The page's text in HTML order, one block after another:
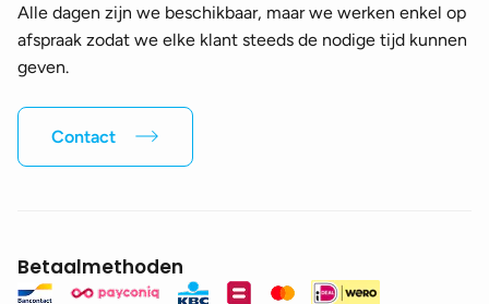
Alle dagen zijn we beschikbaar, maar we werken enkel op
afspraak zodat we elke klant steeds de nodige tijd kunnen
geven.
Contact
Betaalmethoden